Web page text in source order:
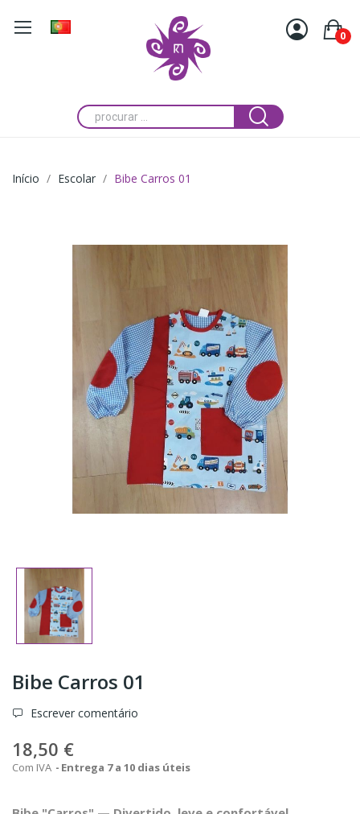
0
Início Escolar Bibe Carros 01
Bibe Carros 01
Escrever comentário
18,50 €
Com IVA Entrega 7 a 10 dias úteis